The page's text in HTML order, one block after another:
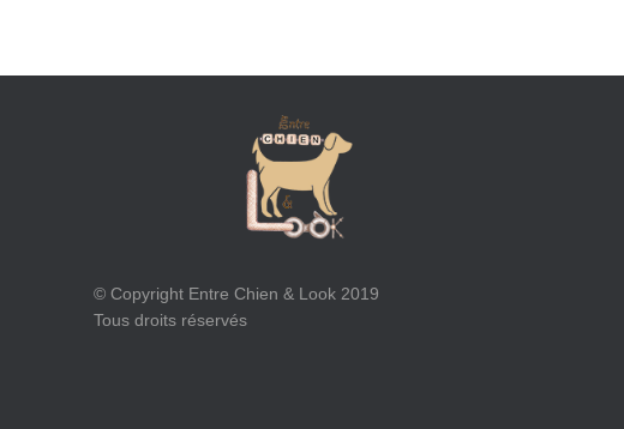
© Copyright Entre Chien & Look 2019
Tous droits réservés